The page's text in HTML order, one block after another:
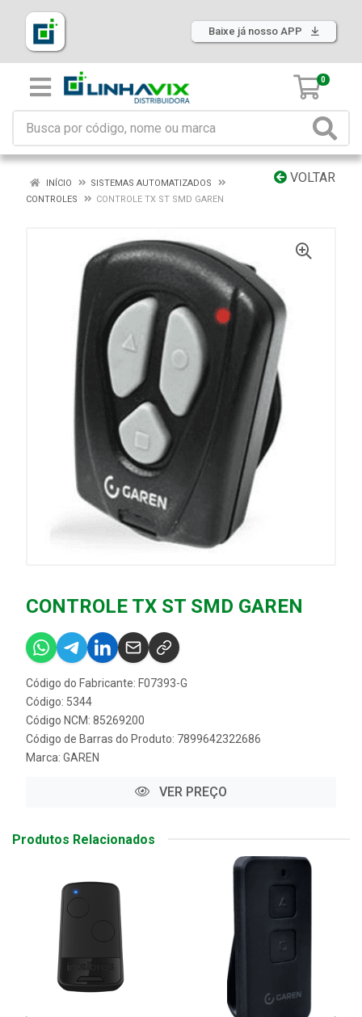
Baixe já nosso APP
0
VOLTAR
INÍCIO
SISTEMAS AUTOMATIZADOS
CONTROLES
CONTROLE TX ST SMD GAREN
CONTROLE TX ST SMD GAREN
Código do Fabricante: F07393-G
Código: 5344
Código NCM: 85269200
Código de Barras do Produto: 7899642322686
Marca: GAREN
VER PREÇO
Produtos Relacionados